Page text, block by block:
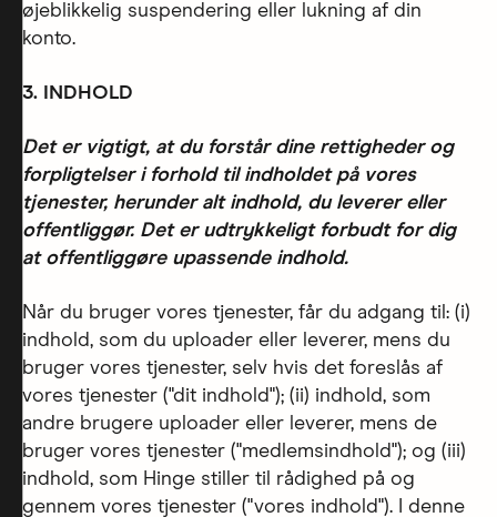
øjeblikkelig suspendering eller lukning af din
konto.
3. INDHOLD
Det er vigtigt, at du forstår dine rettigheder og
forpligtelser i forhold til indholdet på vores
tjenester, herunder alt indhold, du leverer eller
offentliggør. Det er udtrykkeligt forbudt for dig
at offentliggøre upassende indhold.
Når du bruger vores tjenester, får du adgang til: (i)
indhold, som du uploader eller leverer, mens du
bruger vores tjenester, selv hvis det foreslås af
vores tjenester ("dit indhold"); (ii) indhold, som
andre brugere uploader eller leverer, mens de
bruger vores tjenester ("medlemsindhold"); og (iii)
indhold, som Hinge stiller til rådighed på og
gennem vores tjenester ("vores indhold"). I denne